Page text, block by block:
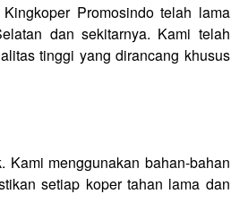
Promosindo telah lama
dan sekitarnya. Kami telah
tinggi yang dirancang khusus
menggunakan bahan-bahan
setiap koper tahan lama dan